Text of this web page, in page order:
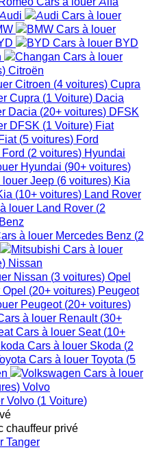
BYD
) Citroën
Citroen (4 voitures) Cupra
Cupra (1 Voiture) Dacia
Dacia (20+ voitures) DFSK
DFSK (1 Voiture) Fiat
(5 voitures) Ford
Ford (2 voitures) Hyundai
Hyundai (90+ voitures)
Jeep (6 voitures) Kia
(10+ voitures) Land Rover
Land Rover (2
Mercedes Benz (2
) Nissan
Nissan (3 voitures) Opel
Opel (20+ voitures) Peugeot
Peugeot (20+ voitures)
Renault (30+
Seat (10+
Skoda (2
Toyota (5
) Volvo
Volvo (1 Voiture)
chauffeur privé
Tanger